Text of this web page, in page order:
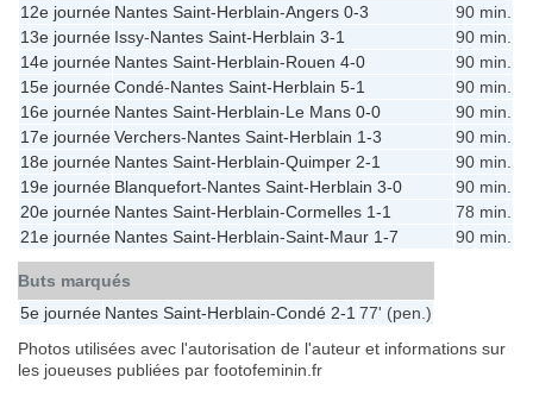
12e journée Nantes Saint-Herblain-Angers 0-3
90 min.
13e journée Issy-Nantes Saint-Herblain 3-1
90 min.
14e journée Nantes Saint-Herblain-Rouen 4-0
90 min.
15e journéeCondé-Nantes Saint-Herblain 5-1
90 min.
16e journée Nantes Saint-Herblain-Le Mans 0-0
90 min.
17e journéeVerchers-Nantes Saint-Herblain 1-3
90 min.
18e journée Nantes Saint-Herblain-Quimper 2-1
90 min.
19e journée Blanquefort-Nantes Saint-Herblain 3-0
90 min.
20e journée Nantes Saint-Herblain-Cormelles 1-1
78 min.
21e journée Nantes Saint-Herblain-Saint-Maur 1-7 90 min.
Buts marqués
5e journée Nantes Saint-Herblain-Condé 2-1 77' (pen.)
Photos utilisées avec l'autorisation de l'auteur et informations sur
les joueuses publiées par footofeminin.fr